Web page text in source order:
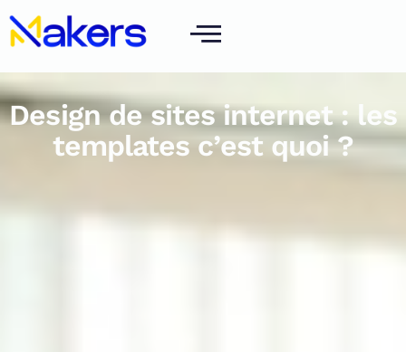
Design de sites internet : les
templates c’est quoi ?